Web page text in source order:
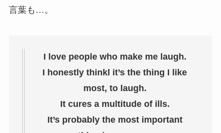
言葉も…。
I love people who make me laugh.
I honestly thinkl it’s the thing I like
most, to laugh.
It cures a multitude of ills.
It’s probably the most important